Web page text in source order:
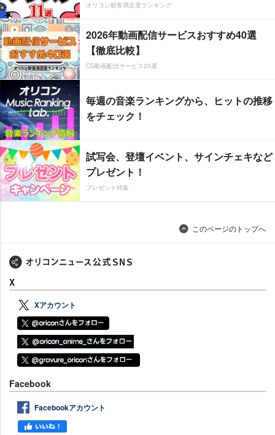
オリコン顧客満足度ランキング
2026年動画配信サービスおすすめ40選
【徹底比較】
CS動画配信サービス20選
毎週の音楽ランキングから、ヒットの推移
をチェック！
試写会、登壇イベント、サインチェキなど
プレゼント！
プレゼント特集
このページのトップへ
X
Xアカウント
Facebook
Facebookアカウント